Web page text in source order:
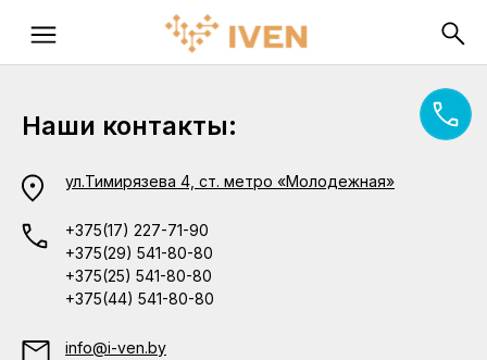
Наши контакты:
ул.Тимирязева 4, ст. метро «Молодежная»
+375(17) 227-71-90
+375(29) 541-80-80
+375(25) 541-80-80
+375(44) 541-80-80
info@i-ven.by